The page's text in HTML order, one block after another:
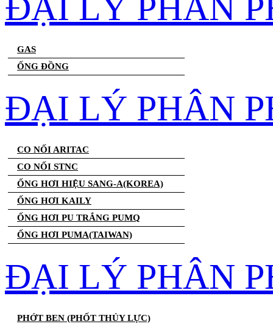
GAS
ỐNG ĐỒNG
ĐẠI LÝ PHÂN
CO NỐI ARITAC
CO NỐI STNC
ỐNG HƠI HIỆU SANG-A(KOREA)
ỐNG HƠI KAILY
ỐNG HƠI PU TRẮNG PUMQ
ỐNG HƠI PUMA(TAIWAN)
ĐẠI LÝ PHÂN
PHỚT BEN (PHỐT THỦY LỰC)